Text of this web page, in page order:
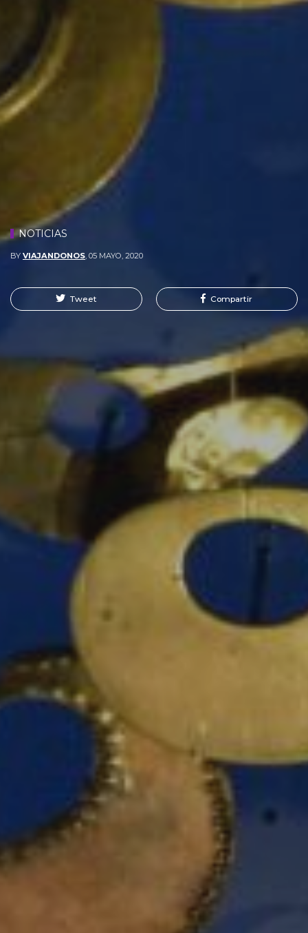
NOTICIAS
BY VIAJANDONOS, 05 MAYO, 2020
Tweet Compartir